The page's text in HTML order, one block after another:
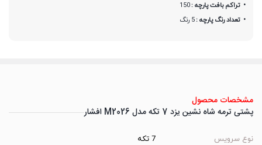
تراکم بافت پارچه :150
تعداد رنگ پارچه :5 رنگ
مشخصات محصول
پشتی ترمه شاه نشین یزد 7 تکه مدل M2026 افشار
نوع سرویس 7 تکه